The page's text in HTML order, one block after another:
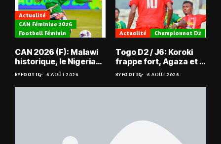
Actualité
CAN Féminine 2026
Football Féminin
CAN 2026 (F): Malawi
historique, le Nigeria
sauvé, la Zambie
éliminée
BYFOOT.TG 6 AOÛT 2026
Actualité Championnat D2
Togo D2 / J6: Koroki
frappe fort, Agaza et la
JCA assurent,
suspense avant Sara
FC – Doumbé FC
BYFOOT.TG 6 AOÛT 2026